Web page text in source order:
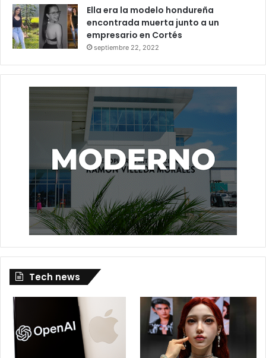
Ella era la modelo hondureña
encontrada muerta junto a un
empresario en Cortés
septiembre 22, 2022
Tech news